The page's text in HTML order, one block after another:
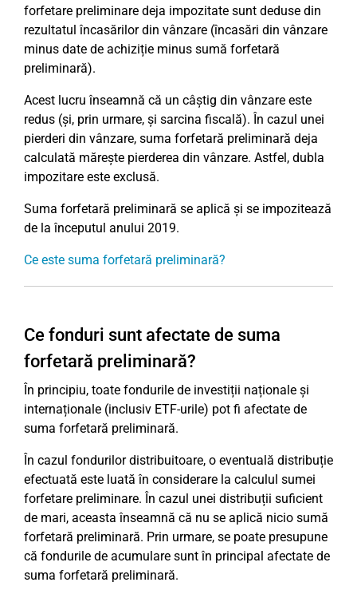
forfetare preliminare deja impozitate sunt deduse din
rezultatul încasărilor din vânzare (încasări din vânzare
minus date de achiziție minus sumă forfetară
preliminară).
Acest lucru înseamnă că un câștig din vânzare este
redus (și, prin urmare, și sarcina fiscală). În cazul unei
pierderi din vânzare, suma forfetară preliminară deja
calculată mărește pierderea din vânzare. Astfel, dubla
impozitare este exclusă.
Suma forfetară preliminară se aplică și se impozitează
de la începutul anului 2019.
Ce este suma forfetară preliminară?
Ce fonduri sunt afectate de suma
forfetară preliminară?
În principiu, toate fondurile de investiții naționale și
internaționale (inclusiv ETF-urile) pot fi afectate de
suma forfetară preliminară.
În cazul fondurilor distribuitoare, o eventuală distribuție
efectuată este luată în considerare la calculul sumei
forfetare preliminare. În cazul unei distribuții suficient
de mari, aceasta înseamnă că nu se aplică nicio sumă
forfetară preliminară. Prin urmare, se poate presupune
că fondurile de acumulare sunt în principal afectate de
suma forfetară preliminară.